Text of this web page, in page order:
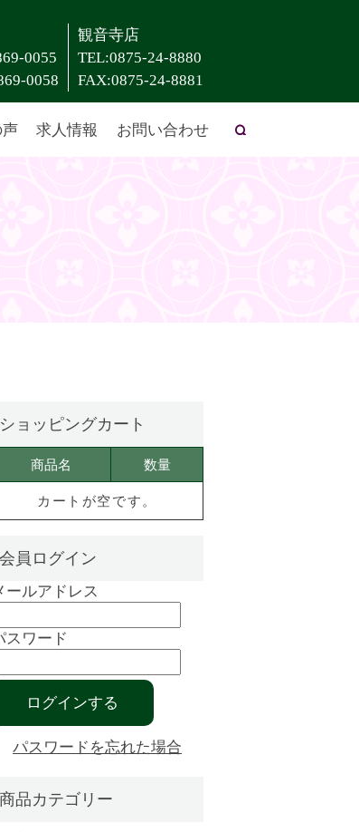
0055
0058
観音寺店
TEL:0875-24-8880
FAX:0875-24-8881
求人情報 お問い合わせ
商品名 数量
カートが空です。
ールアドレス
スワード
パスワードを忘れた場合